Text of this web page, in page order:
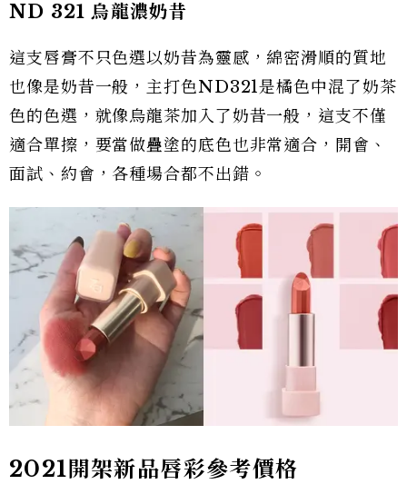
ND 321 烏龍濃奶昔
這支唇膏不只色選以奶昔為靈感，綿密滑順的質地
也像是奶昔一般，主打色ND321是橘色中混了奶茶
色的色選，就像烏龍茶加入了奶昔一般，這支不僅
適合單擦，要當做疊塗的底色也非常適合，開會、
面試、約會，各種場合都不出錯。
2021開架新品唇彩參考價格